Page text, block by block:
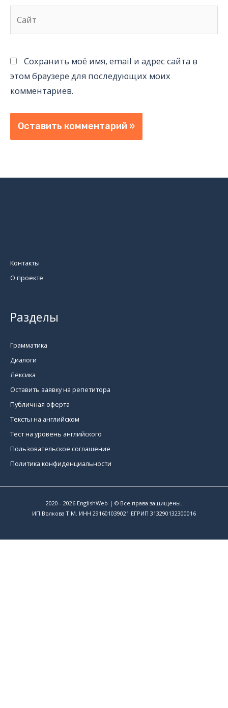
Сохранить моё имя, email и адрес сайта в
этом браузере для последующих моих
комментариев.
Контакты
О проекте
Разделы
Грамматика
Диалоги
Лексика
Оставить заявку на репетитора
Публичная оферта
Тексты на английском
Тест на уровень английского
Пользовательское соглашение
Политика конфиденциальности
2020 - 2026 EnglishWeb | © Все права защищены.
ИП Волкова Т.М. ИНН 291601039021 ЕГРИП 313290132300016